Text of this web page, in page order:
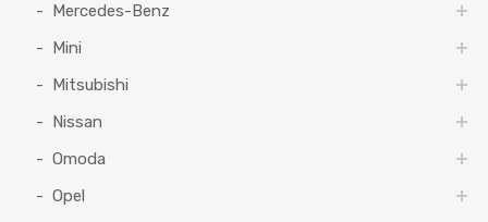
Mercedes-Benz
Mini
Mitsubishi
Nissan
Omoda
Opel